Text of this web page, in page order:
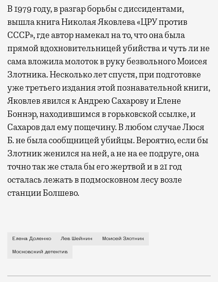
В 1979 году, в разгар борьбы с диссидентами,
вышла книга Николая Яковлева «ЦРУ против
СССР», где автор намекал на то, что она была
прямой вдохновительницей убийства и чуть ли не
сама вложила молоток в руку безвольного Моисея
Злотника. Несколько лет спустя, при подготовке
уже третьего издания этой познавательной книги,
Яковлев явился к Андрею Сахарову и Елене
Боннэр, находившимся в горьковской ссылке, и
Сахаров дал ему пощечину. В любом случае Люся
Б. не была сообщницей убийцы. Вероятно, если бы
Злотник женился на ней, а не на ее подруге, она
точно так же стала бы его жертвой и в 21 год
осталась лежать в подмосковном лесу возле
станции Болшево.
В воскресенье 8 октября 1944 года Моисей
Елена Доленко Лев Шейнин Моисей Злотник
Московский детектив